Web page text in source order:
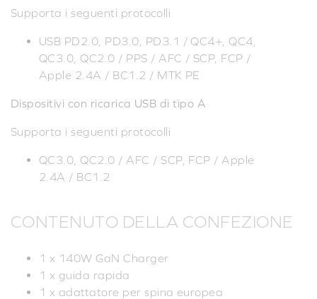
Supporta i seguenti protocolli
USB PD2.0, PD3.0, PD3.1 / QC4+, QC4,
QC3.0, QC2.0 / PPS / AFC / SCP, FCP /
Apple 2.4A / BC1.2 / MTK PE
Dispositivi con ricarica USB di tipo A
Supporta i seguenti protocolli
QC3.0, QC2.0 / AFC / SCP, FCP / Apple
2.4A / BC1.2
CONTENUTO DELLA CONFEZIONE
1 x 140W GaN Charger
1 x guida rapida
1 x adattatore per spina europea